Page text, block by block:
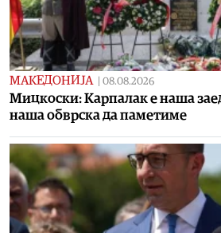
МАКЕДОНИЈА 08.08.2026
Мицкоски: Карпалак е наша
наша обврска да паметиме